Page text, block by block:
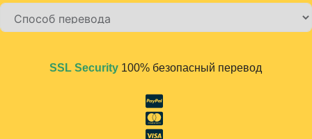
SSL Security 100% безопасный перевод